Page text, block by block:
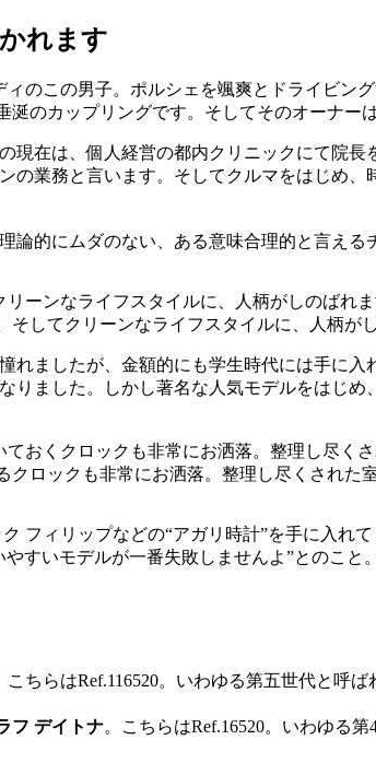
れます
のカップリングです。そしてそのオーナー
在は、個人経営の都内クリニックにて院
業務と言います。そしてクルマをはじめ
的にムダのない、ある意味合理的と言える
してクリーンなライフスタイルに、人柄がし
れましたが、金額的にも学生時代には手に
りました。しかし著名な人気モデルをはじ
ロックも非常にお洒落。整理し尽くされた
フィリップなどの“アガリ時計”を手に入
すいモデルが一番失敗しませんよ”とのこ
フ デイトナ。こちらはRef.16520。いわゆる